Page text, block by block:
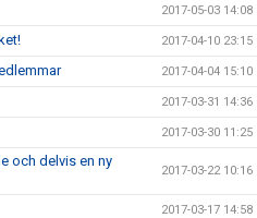
2017-05-03 14:08
2017-04-10 23:15
2017-04-04 15:10
2017-03-31 14:36
2017-03-30 11:25
och delvis en ny
2017-03-22 10:16
2017-03-17 14:58